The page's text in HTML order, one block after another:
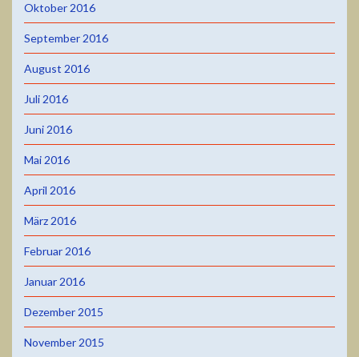
Oktober 2016
September 2016
August 2016
Juli 2016
Juni 2016
Mai 2016
April 2016
März 2016
Februar 2016
Januar 2016
Dezember 2015
November 2015